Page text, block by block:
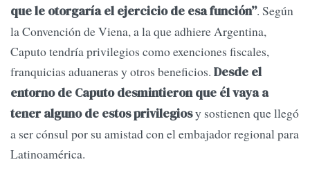
que le otorgaría el ejercicio de esa función”. Según
la Convención de Viena, a la que adhiere Argentina,
Caputo tendría privilegios como exenciones fiscales,
franquicias aduaneras y otros beneficios. Desde el
entorno de Caputo desmintieron que él vaya a
tener alguno de estos privilegiosy sostienen que llegó
a ser cónsul por su amistad con el embajador regional para
Latinoamérica.